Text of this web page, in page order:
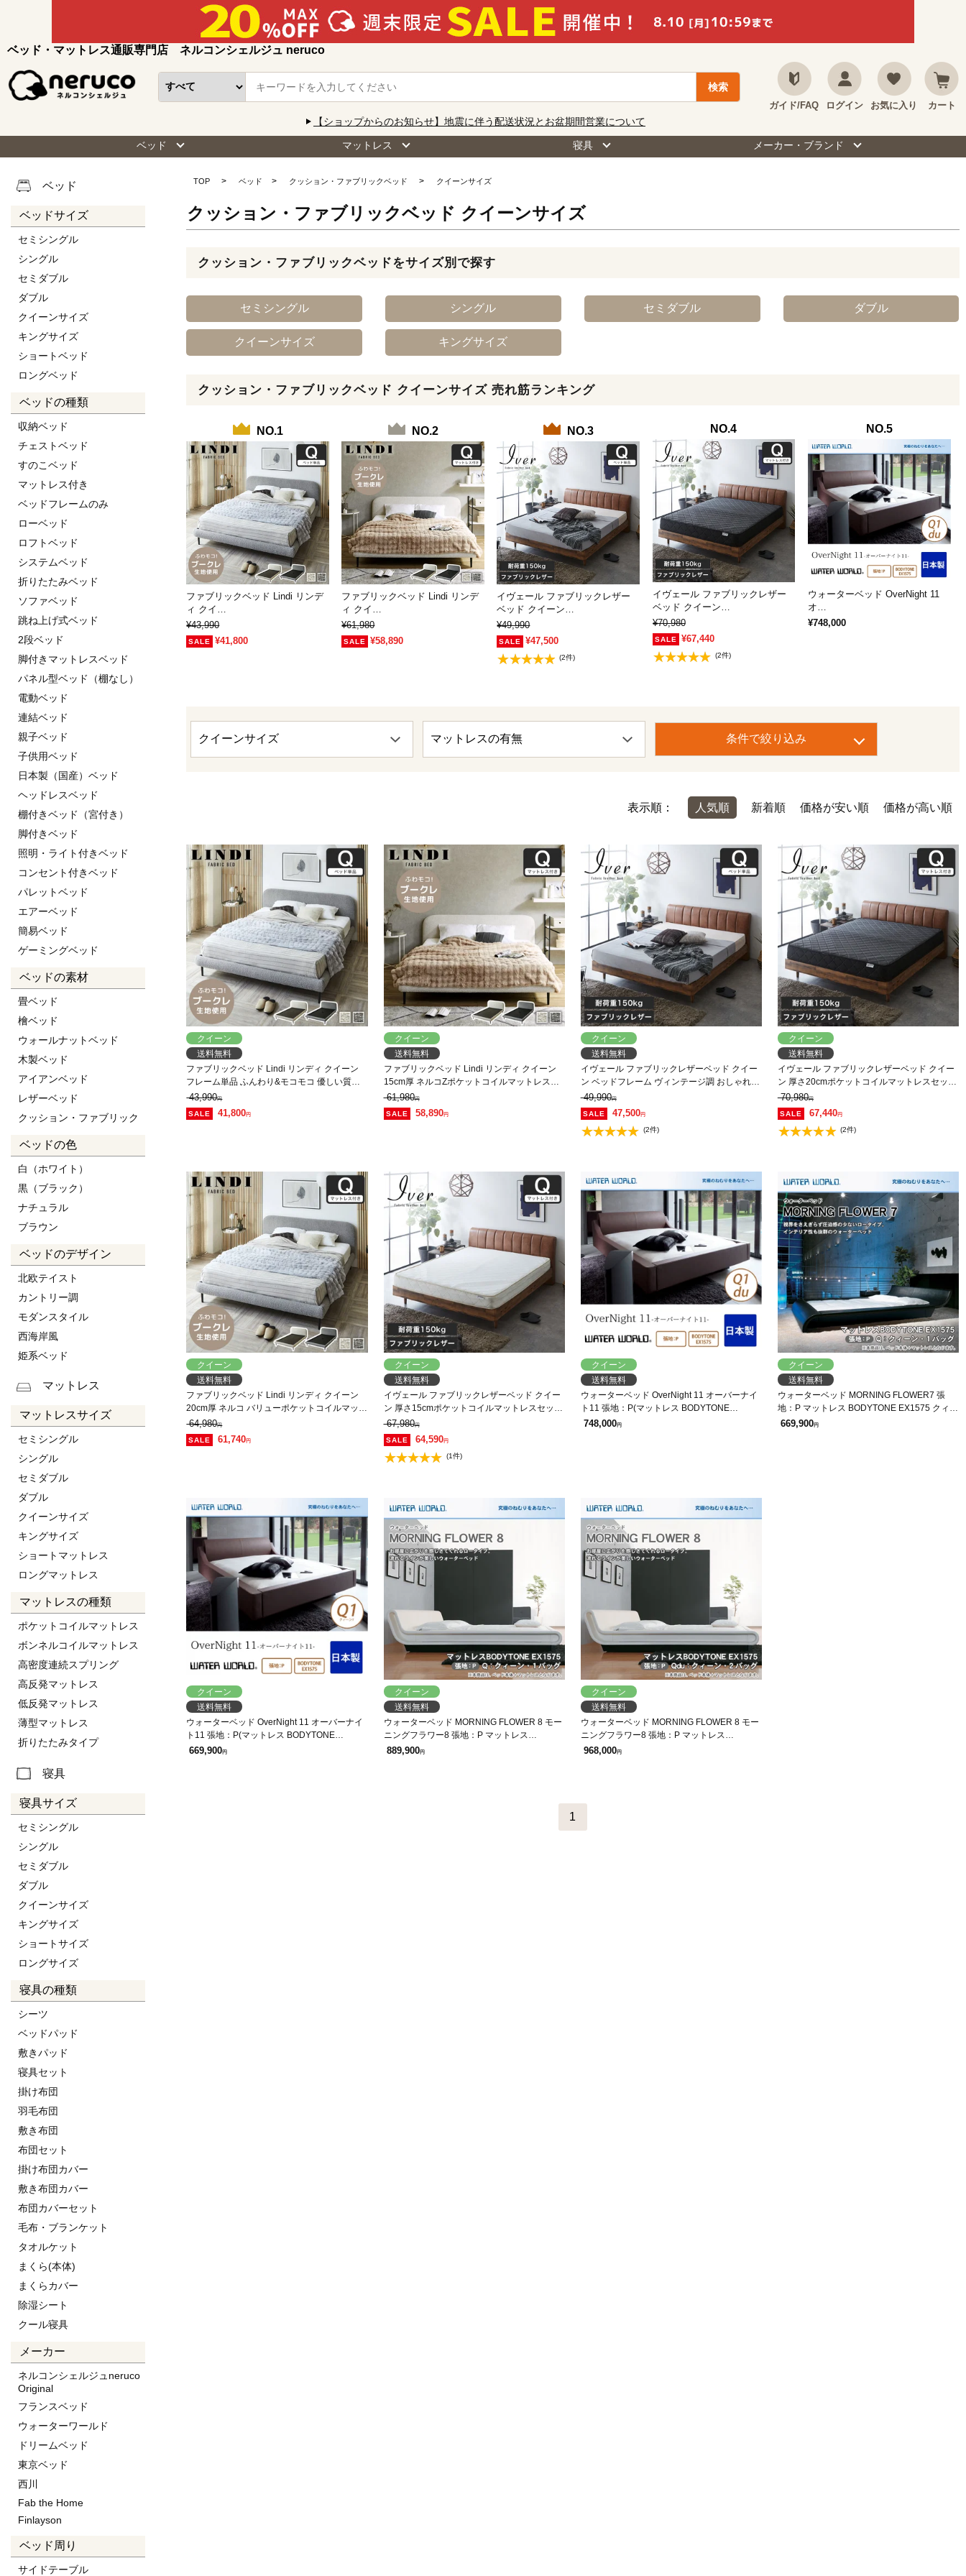
ベッド・マットレス通販専門店 ネルコンシェルジュ neruco
ガイド/FAQ ログイン お気に入り カート
【ショップからのお知らせ】地震に伴う配送状況とお盆期間営業について
ベッド マットレス 寝具 メーカー・ブランド
ベッド
ベッドサイズ
セミシングル
シングル
セミダブル
ダブル
クイーンサイズ
キングサイズ
ショートベッド
ロングベッド
ベッドの種類
収納ベッド
チェストベッド
すのこベッド
マットレス付き
ベッドフレームのみ
ローベッド
ロフトベッド
システムベッド
折りたたみベッド
ソファベッド
跳ね上げ式ベッド
2段ベッド
脚付きマットレスベッド
パネル型ベッド（棚なし）
電動ベッド
連結ベッド
親子ベッド
子供用ベッド
日本製（国産）ベッド
ヘッドレスベッド
棚付きベッド（宮付き）
脚付きベッド
照明・ライト付きベッド
コンセント付きベッド
パレットベッド
エアーベッド
簡易ベッド
ゲーミングベッド
ベッドの素材
畳ベッド
檜ベッド
ウォールナットベッド
木製ベッド
アイアンベッド
レザーベッド
クッション・ファブリック
ベッドの色
白（ホワイト）
黒（ブラック）
ナチュラル
ブラウン
ベッドのデザイン
北欧テイスト
カントリー調
モダンスタイル
西海岸風
姫系ベッド
マットレス
マットレスサイズ
セミシングル
シングル
セミダブル
ダブル
クイーンサイズ
キングサイズ
ショートマットレス
ロングマットレス
マットレスの種類
ポケットコイルマットレス
ボンネルコイルマットレス
高密度連続スプリング
高反発マットレス
低反発マットレス
薄型マットレス
折りたたみタイプ
寝具
寝具サイズ
セミシングル
シングル
セミダブル
ダブル
クイーンサイズ
キングサイズ
ショートサイズ
ロングサイズ
寝具の種類
シーツ
ベッドパッド
敷きパッド
寝具セット
掛け布団
羽毛布団
敷き布団
布団セット
掛け布団カバー
敷き布団カバー
布団カバーセット
毛布・ブランケット
タオルケット
まくら(本体)
まくらカバー
除湿シート
クール寝具
メーカー
ネルコンシェルジュneruco
Original
フランスベッド
ウォーターワールド
ドリームベッド
東京ベッド
西川
Fab the Home
Finlayson
ベッド周り
サイドテーブル
TOP ベッド クッション・ファブリックベッド クイーンサイズ
クッション・ファブリックベッド クイーンサイズ
クッション・ファブリックベッドをサイズ別で探す
セミシングル シングル セミダブル ダブル
クイーンサイズ キングサイズ
クッション・ファブリックベッド クイーンサイズ 売れ筋ランキング
NO.1
ファブリックベッド Lindi リンデ
ィ クイ…
¥43,990
¥41,800
NO.2
ファブリックベッド Lindi リンデ
ィ クイ…
¥61,980
¥58,890
NO.3
イヴェール ファブリックレザー
ベッド クイーン…
¥49,990
¥47,500
(2件)
NO.4
イヴェール ファブリックレザー
ベッド クイーン…
¥70,980
¥67,440
(2件)
NO.5
ウォーターベッド OverNight 11
オ…
¥748,000
条件で絞り込み
表示順： 人気順 新着順 価格が安い順 価格が高い順
クイーン
送料無料
ファブリックベッド Lindi リンディ クイーン
フレーム単品 ふんわり&モコモコ 優しい質感
ブークレ生地 ミニ脚付属ローベッド
43,990円
41,800円
クイーン
送料無料
ファブリックベッド Lindi リンディ クイーン
15cm厚 ネルコZポケットコイルマットレスセ
ット ふんわり&モコモコ 優しい質感 ブークレ
生地 ミニ脚付属ローベッド
61,980円
58,890円
クイーン
送料無料
イヴェール ファブリックレザーベッド クイー
ン ベッドフレーム ヴィンテージ調 おしゃれ
【大型家具配送】
49,990円
47,500円
(2件)
クイーン
送料無料
イヴェール ファブリックレザーベッド クイー
ン 厚さ20cmポケットコイルマットレスセット
木製 すのこ ベッド すのこベッド 【大型家具配
送】
70,980円
67,440円
(2件)
クイーン
送料無料
ファブリックベッド Lindi リンディ クイーン
20cm厚 ネルコ バリューポケットコイルマット
レスセット ふんわり&モコモコ 優しい質感 ブ
ークレ生地 ミニ脚付属ローベッド【大型家具
配送】
64,980円
61,740円
クイーン
送料無料
イヴェール ファブリックレザーベッド クイー
ン 厚さ15cmポケットコイルマットレスセット
木製 すのこ ベッド すのこベッド 【大型家具配
送】
67,980円
64,590円
(1件)
クイーン
送料無料
ウォーターベッド OverNight 11 オーバーナイ
ト11 張地：P(マットレス BODYTONE
EX1575)クィーン1du(Q1)
748,000円
クイーン
送料無料
ウォーターベッド MORNING FLOWER7 張
地：P マットレス BODYTONE EX1575 クィー
ン Q モーニングフラワー7 ローベッド 【受注
669,900円
クイーン
送料無料
ウォーターベッド OverNight 11 オーバーナイ
ト11 張地：P(マットレス BODYTONE
EX1575)クィーン1(Q1)ER
669,900円
クイーン
送料無料
ウォーターベッド MORNING FLOWER 8 モー
ニングフラワー8 張地：P マットレス
BODYTONE EX1575 クィーン Q 【受注生産
889,900円
クイーン
送料無料
ウォーターベッド MORNING FLOWER 8 モー
ニングフラワー8 張地：P マットレス
BODYTONE EX1575 クィーンdu Qdu 【受注
968,000円
1